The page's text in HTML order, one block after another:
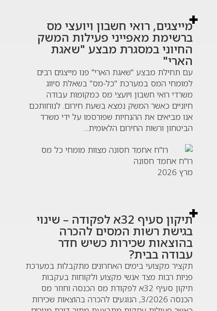
מייצגים, רואי חשבון ויועצי מס
ברשימת מאפייני פעילות המשק
החיוני במסגרת מבצע "שאגת
הארי"
עם תחילת מבצע "שאגת הארי" פנו מייצגים רבים
למומחי המס במערכת "כל-מס" בשאלת סיווג
משרדי רואי חשבון ויועצי מס כמקומות עבודה
חיוניים כאשר המשק נמצא בשעת חירום. לנוחותכם
אנו מביאים את ההנחיות שפורסמו על ידי משרד
הביטחון ורשות החירום הלאומית...
רו"ח אחמד חסונה
מרץ 2026
תיקון סעיף 32א לפקודה – שינוי
בגישת רשות המסים להכרה
בהוצאות שכירות כשיש חדר
עבודה בבית?
תקציר מקצועי בימים האחרונים מתקבלות במערכת
פניות רבות מצד אנשי מקצוע ולקוחות בעקבות
תיקון סעיף 32א לפקודת מס הכנסה וחוזר מס
הכנסה 3/2026, הנוגעים להכרה בהוצאות שכירות